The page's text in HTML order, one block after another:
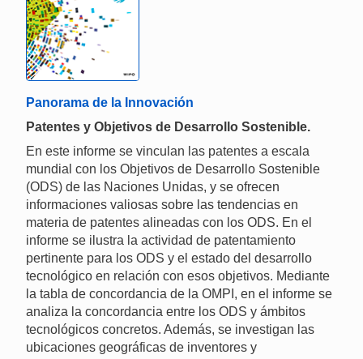
Panorama de la Innovación
Patentes y Objetivos de Desarrollo Sostenible.
En este informe se vinculan las patentes a escala
mundial con los Objetivos de Desarrollo Sostenible
(ODS) de las Naciones Unidas, y se ofrecen
informaciones valiosas sobre las tendencias en
materia de patentes alineadas con los ODS. En el
informe se ilustra la actividad de patentamiento
pertinente para los ODS y el estado del desarrollo
tecnológico en relación con esos objetivos. Mediante
la tabla de concordancia de la OMPI, en el informe se
analiza la concordancia entre los ODS y ámbitos
tecnológicos concretos. Además, se investigan las
ubicaciones geográficas de inventores y